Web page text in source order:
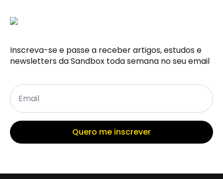
Inscreva-se e passe a receber artigos, estudos e
newsletters da Sandbox toda semana no seu email
Email
*
Quero me inscrever